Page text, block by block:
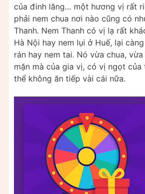
của đinh lăng… một hương vị rất
phải nem chua nơi nào cũng có
Thanh. Nem Thanh có vị lạ rất
Hà Nội hay nem lụi ở Huế, lại
rán hay nem tai. Nó vừa chua,
mặn mà của gia vị, có vị ngọt
thể không ăn tiếp vài cái nữa.